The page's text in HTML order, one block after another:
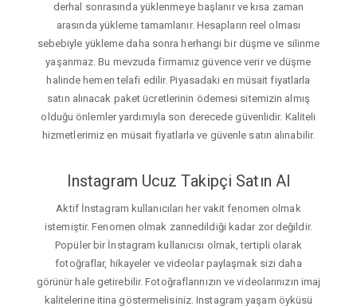
derhal sonrasında yüklenmeye başlanır ve kısa zaman
arasında yükleme tamamlanır. Hesapların reel olması
sebebiyle yükleme daha sonra herhangi bir düşme ve silinme
yaşanmaz. Bu mevzuda firmamız güvence verir ve düşme
halinde hemen telafi edilir. Piyasadaki en müsait fiyatlarla
satın alınacak paket ücretlerinin ödemesi sitemizin almış
olduğu önlemler yardımıyla son derecede güvenlidir. Kaliteli
hizmetlerimiz en müsait fiyatlarla ve güvenle satın alınabilir.
Instagram Ucuz Takipçi Satın Al
Aktif İnstagram kullanıcıları her vakit fenomen olmak
istemiştir. Fenomen olmak zannedildiği kadar zor değildir.
Popüler bir İnstagram kullanıcısı olmak, tertipli olarak
fotoğraflar, hikayeler ve videolar paylaşmak sizi daha
görünür hale getirebilir. Fotoğraflarınızın ve videolarınızın imaj
kalitelerine itina göstermelisiniz. Instagram yaşam öyküsü